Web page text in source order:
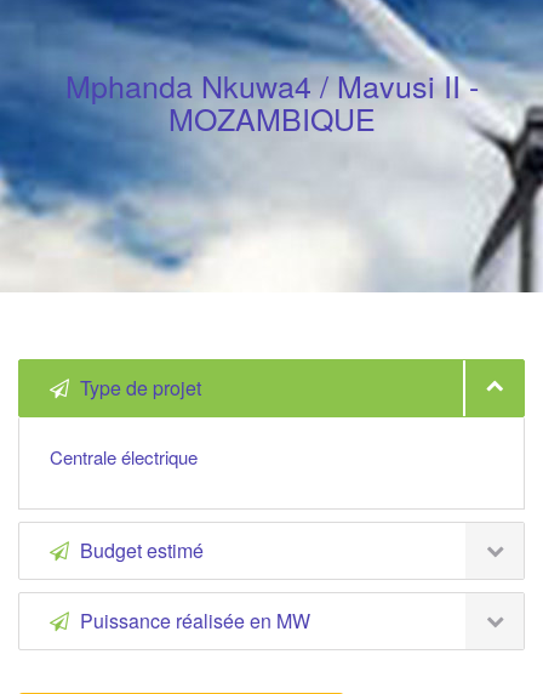
Mphanda Nkuwa4 / Mavusi II -
MOZAMBIQUE
Type de projet
Centrale électrique
Budget estimé
Puissance réalisée en MW